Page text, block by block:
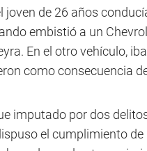
joven de 26 años
embistió a un
En el otro vehículo,
como consecuencia
imputado por dos
el cumplimiento